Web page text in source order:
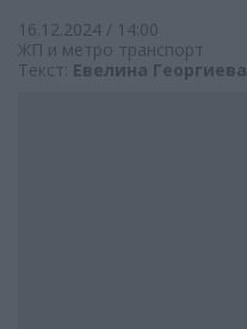
16.12.2024 / 14:00
ЖП и метро транспорт
Текст: Евелина Георгиева